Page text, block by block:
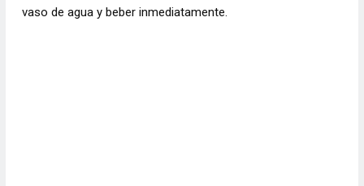
vaso de agua y beber inmediatamente.